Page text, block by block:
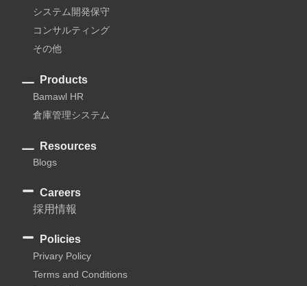
システム開発保守
コンサルティング
その他
Products
Bamawl HR
倉庫管理システム
Resources
Blogs
Careers
採用情報
Policies
Privary Policy
Terms and Conditions